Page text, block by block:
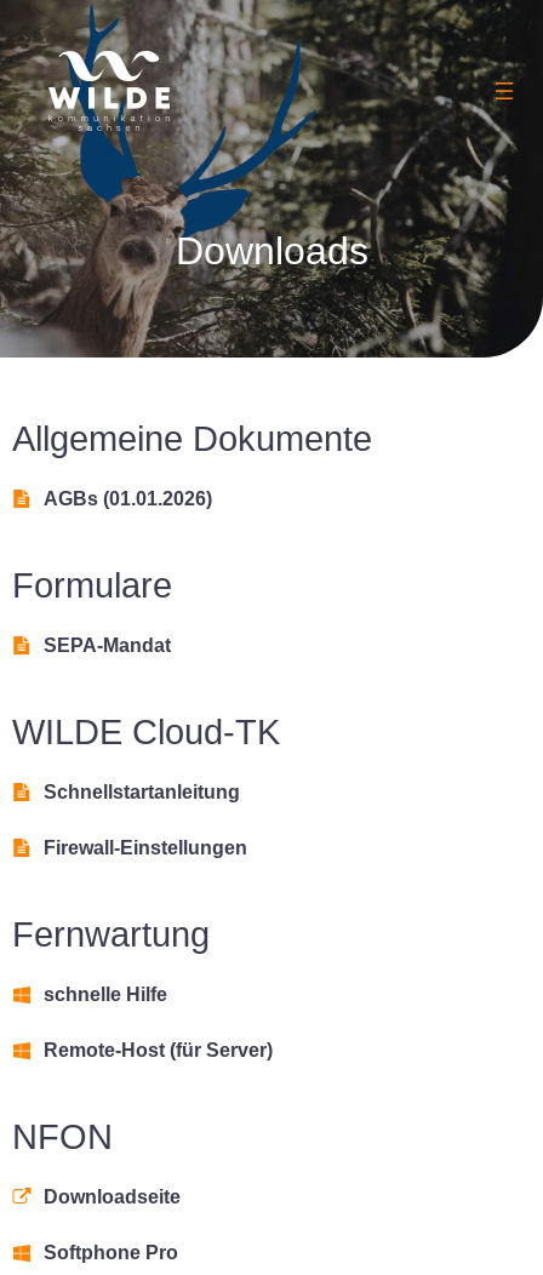
Downloads
Allgemeine Dokumente
AGBs (01.01.2026)
Formulare
SEPA-Mandat
WILDE Cloud-TK
Schnellstartanleitung
Firewall-Einstellungen
Fernwartung
schnelle Hilfe
Remote-Host (für Server)
NFON
Downloadseite
Softphone Pro